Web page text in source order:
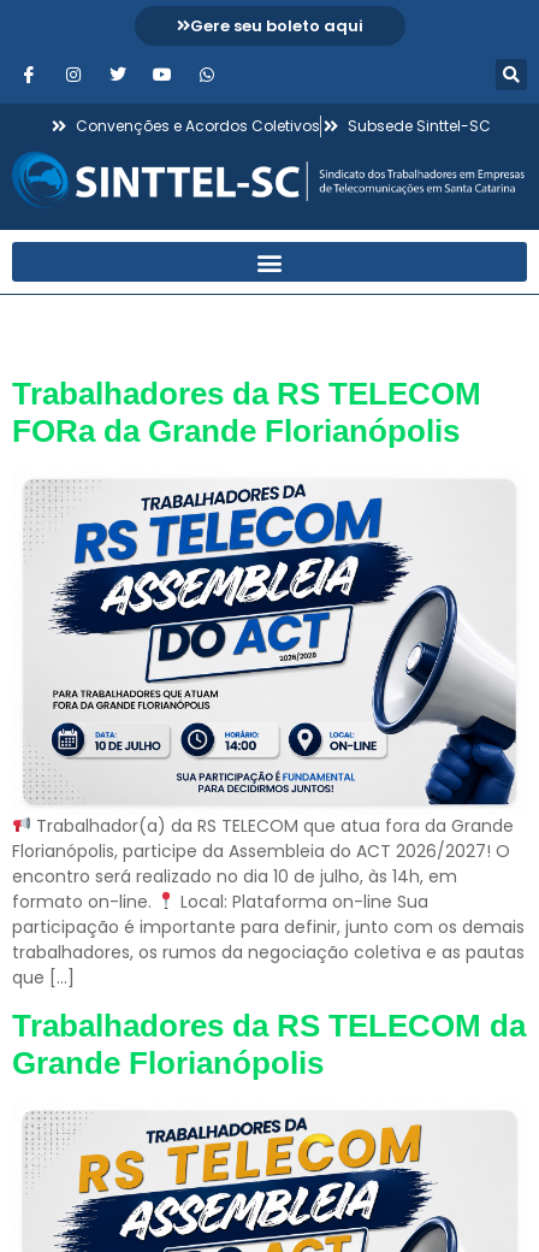
Gere seu boleto aqui
Convenções e Acordos Coletivos Subsede Sinttel-SC
Trabalhadores da RS TELECOM
FORa da Grande Florianópolis
Trabalhador(a) da RS TELECOM que atua fora da Grande
Florianópolis, participe da Assembleia do ACT 2026/2027! O
encontro será realizado no dia 10 de julho, às 14h, em
formato on-line.
Local: Plataforma on-line Sua
participação é importante para definir, junto com os demais
trabalhadores, os rumos da negociação coletiva e as pautas
que […]
Trabalhadores da RS TELECOM da
Grande Florianópolis